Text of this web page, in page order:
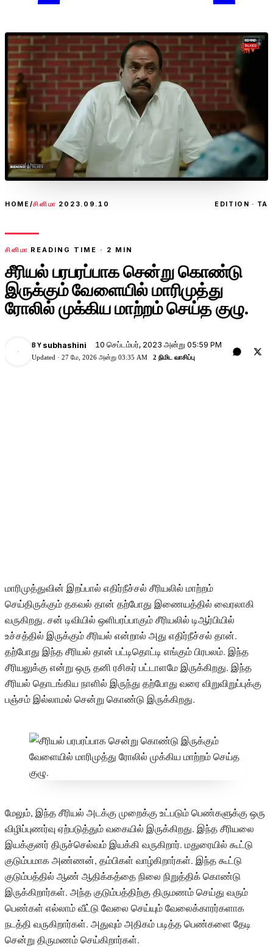
HOME/சினிமா 2023.09.10 EDITION · TA
சினிமா READING TIME · 2 MIN
சீரியல் பரபரப்பாக சென்று கொண்டு
இருக்கும் வேளையில் மாரிமுத்து
ரோலில் முக்கிய மாற்றம் செய்த குழு.
BY subhashini 10 செப்டம்பர், 2023 அன்று 05:59 PM
Updated · 27 மே, 2026 அன்று 03:35 AM 2 நிமிட வாசிப்பு
மாரிமுத்துவின் இறப்பால் எதிர்நீச்சல் சீரியலில் மாற்றம்
செய்திருக்கும் தகவல் தான் தற்போது இணையத்தில் வைரலாகி
வருகிறது. சன் டிவியில் ஒளிபரப்பாகும் சீரியலில் டிஆர்பியில்
உச்சத்தில் இருக்கும் சீரியல் என்றால் அது எதிர்நீச்சல் தான்.
தற்போது இந்த சீரியல் தான் பட்டிதொட்டி எங்கும் பிரபலம். இந்த
சீரியலுக்கு என்று ஒரு தனி ரசிகர் பட்டாளமே இருக்கிறது. இந்த
சீரியல் தொடங்கிய நாளில் இருந்து தற்போது வரை விறுவிறுப்புக்கு
பஞ்சம் இல்லாமல் சென்று கொண்டு இருக்கிறது.
மேலும், இந்த சீரியல் அடக்கு முறைக்கு உட்படும் பெண்களுக்கு ஒரு
விழிப்புணர்வு ஏற்படுத்தும் வகையில் இருக்கிறது. இந்த சீரியலை
இயக்குனர் திருச்செல்வம் இயக்கி வருகிறார். மதுரையில் கூட்டு
குடும்பமாக அண்ணன், தம்பிகள் வாழ்கிறார்கள். இந்த கூட்டு
குடும்பத்தில் ஆண் ஆதிக்கத்தை நிலை நிறுத்திக் கொண்டு
இருக்கிறார்கள். அந்த குடும்பத்திற்கு திருமணம் செய்து வரும்
பெண்கள் எல்லாம் வீட்டு வேலை செய்யும் வேலைக்காரர்களாக
நடத்தி வருகிறார்கள். அதுவும் அதிகம் படித்த பெண்களை தேடி
சென்று திருமணம் செய்கிறார்கள்.